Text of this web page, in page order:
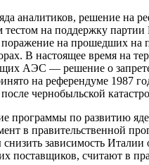
аналитиков, решение на
тестом на поддержку партии
на прошедших на
В настоящее время на
АЭС — решение о запрете
на референдуме 1987
чернобыльской
программы по развитию
в правительственной
зависимость Италии
поставщиков, считают в